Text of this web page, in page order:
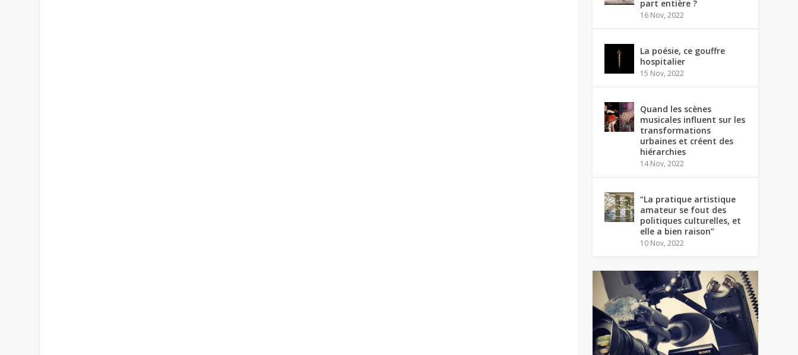
part entière ?
16 Nov, 2022
La poésie, ce gouffre
hospitalier
15 Nov, 2022
Quand les scènes
musicales influent sur les
transformations
urbaines et créent des
hiérarchies
14 Nov, 2022
“La pratique artistique
amateur se fout des
politiques culturelles, et
elle a bien raison”
10 Nov, 2022